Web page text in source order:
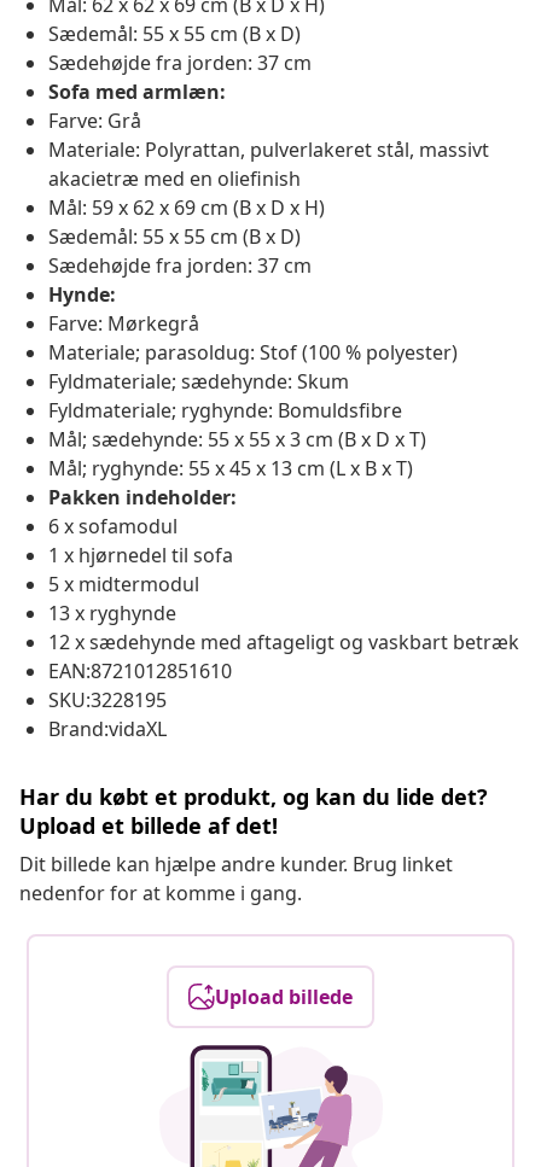
Sædemål: 55 x 55 cm (B x D)
Sædehøjde fra jorden: 37 cm
Sofa med armlæn:
Farve: Grå
Materiale: Polyrattan, pulverlakeret stål, massivt
akacietræ med en oliefinish
Mål: 59 x 62 x 69 cm (B x D x H)
Sædemål: 55 x 55 cm (B x D)
Sædehøjde fra jorden: 37 cm
Hynde:
Farve: Mørkegrå
Materiale; parasoldug: Stof (100 % polyester)
Fyldmateriale; sædehynde: Skum
Fyldmateriale; ryghynde: Bomuldsfibre
Mål; sædehynde: 55 x 55 x 3 cm (B x D x T)
Mål; ryghynde: 55 x 45 x 13 cm (L x B x T)
Pakken indeholder:
6 x sofamodul
1 x hjørnedel til sofa
5 x midtermodul
13 x ryghynde
12 x sædehynde med aftageligt og vaskbart betræk
EAN:8721012851610
SKU:3228195
Brand:vidaXL
Har du købt et produkt, og kan du lide det?
Upload et billede af det!
Dit billede kan hjælpe andre kunder. Brug linket
nedenfor for at komme i gang.
Upload billede